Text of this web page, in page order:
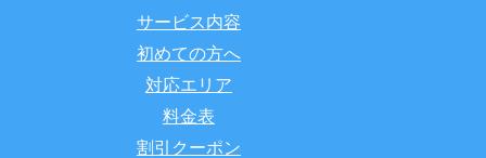
サービス内容
初めての方へ
対応エリア
料金表
割引クーポン